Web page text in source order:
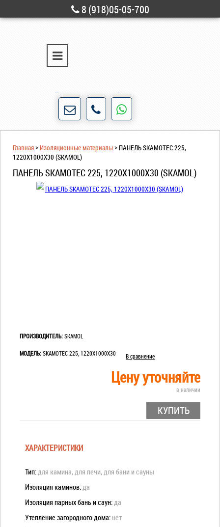
8 (918)05-05-700
г. Новороссийск ул. Свободы, д. 28
Порядочность и честность для нас не пустые
Главная> Изоляционные материалы> ПАНЕЛЬ SKAMOTEC 225,
1220Х1000Х30 (SKAMOL)
ПАНЕЛЬ SKAMOTEC 225, 1220Х1000Х30 (SKAMOL)
ПРОИЗВОДИТЕЛЬ: SKAMOL
МОДЕЛЬ: SKAMOTEC 225, 1220Х1000Х30 В сравнение
Цену уточняйте
в наличии
КУПИТЬ
ХАРАКТЕРИСТИКИ
Тип:для камина, для печи, для бани и сауны
Изоляция каминов:да
Изоляция парных бань и саун:да
Утепление загородного дома: нет